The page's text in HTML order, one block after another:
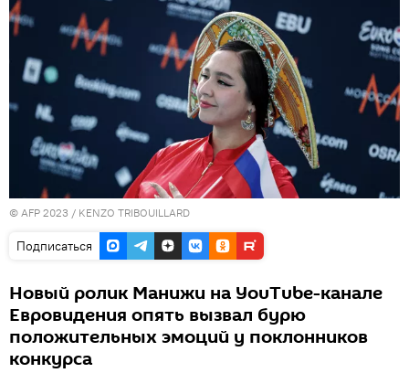
© AFP 2023 / KENZO TRIBOUILLARD
Подписаться
Новый ролик Манижи на YouTube-канале
Евровидения опять вызвал бурю
положительных эмоций у поклонников
конкурса